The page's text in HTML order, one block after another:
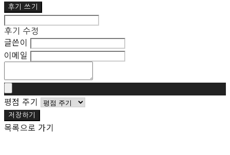
후기 쓰기
후기 수정
글쓴이
이메일
평점 주기
저장하기
목록으로 가기